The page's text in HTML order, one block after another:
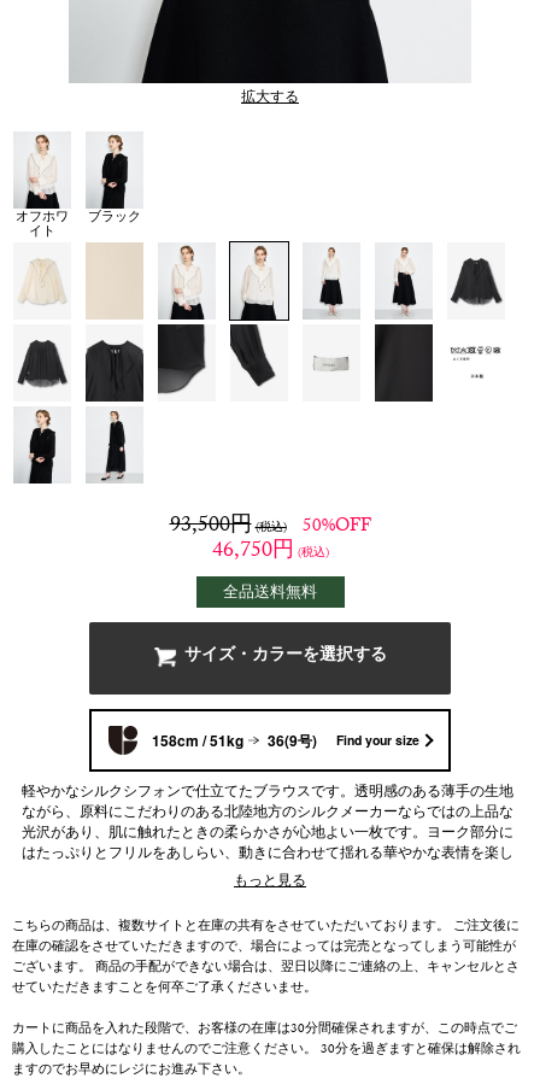
拡大する
オフホワ
イト
ブラック
93,500円(税込) 50%OFF
46,750円 (税込)
全品送料無料
サイズ・カラーを選択する
158cm / 51kg 36(9号) Find your size
軽やかなシルクシフォンで仕立てたブラウスです。透明感のある薄手の生地
ながら、原料にこだわりのある北陸地方のシルクメーカーならではの上品な
光沢があり、肌に触れたときの柔らかさが心地よい一枚です。ヨーク部分に
はたっぷりとフリルをあしらい、動きに合わせて揺れる華やかな表情を楽し
めます。首元には細いリボンを添えており、結び方によって印象を調整でき
です。ボリュームのあるディテールでも、身頃はすっきり見えるバランスに
整えているため、スカートにもパンツにも合わせやすい仕上がりです。オフ
ホワイトは柔らかな雰囲気に、ブラックはシックな印象にまとまり、オン・
オフ問わず着回しやすいブラウスです。
もっと見る
こちらの商品は、複数サイトと在庫の共有をさせていただいております。 ご注文後に
在庫の確認をさせていただきますので、場合によっては完売となってしまう可能性が
ございます。 商品の手配ができない場合は、翌日以降にご連絡の上、キャンセルとさ
せていただきますことを何卒ご了承くださいませ。
カートに商品を入れた段階で、お客様の在庫は30分間確保されますが、この時点でご
購入したことにはなりませんのでご注意ください。 30分を過ぎますと確保は解除され
ますのでお早めにレジにお進み下さい。